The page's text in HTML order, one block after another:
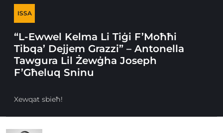
ISSA
“L-Ewwel Kelma Li Tiġi F’Moħħi
Tibqa’ Dejjem Grazzi” – Antonella
Tawgura Lil Żewġha Joseph
F’Għeluq Sninu
Xewqat sbieħ!